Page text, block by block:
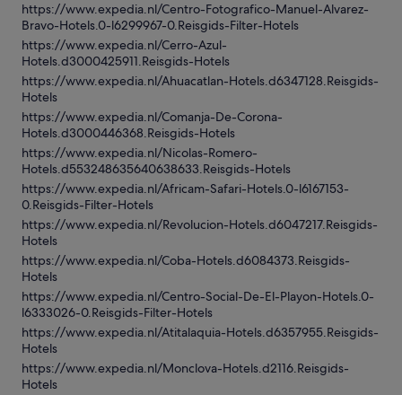
https://www.expedia.nl/Centro-Fotografico-Manuel-Alvarez-
Bravo-Hotels.0-l6299967-0.Reisgids-Filter-Hotels
https://www.expedia.nl/Cerro-Azul-
Hotels.d3000425911.Reisgids-Hotels
https://www.expedia.nl/Ahuacatlan-Hotels.d6347128.Reisgids-
Hotels
https://www.expedia.nl/Comanja-De-Corona-
Hotels.d3000446368.Reisgids-Hotels
https://www.expedia.nl/Nicolas-Romero-
Hotels.d553248635640638633.Reisgids-Hotels
https://www.expedia.nl/Africam-Safari-Hotels.0-l6167153-
0.Reisgids-Filter-Hotels
https://www.expedia.nl/Revolucion-Hotels.d6047217.Reisgids-
Hotels
https://www.expedia.nl/Coba-Hotels.d6084373.Reisgids-
Hotels
https://www.expedia.nl/Centro-Social-De-El-Playon-Hotels.0-
l6333026-0.Reisgids-Filter-Hotels
https://www.expedia.nl/Atitalaquia-Hotels.d6357955.Reisgids-
Hotels
https://www.expedia.nl/Monclova-Hotels.d2116.Reisgids-
Hotels